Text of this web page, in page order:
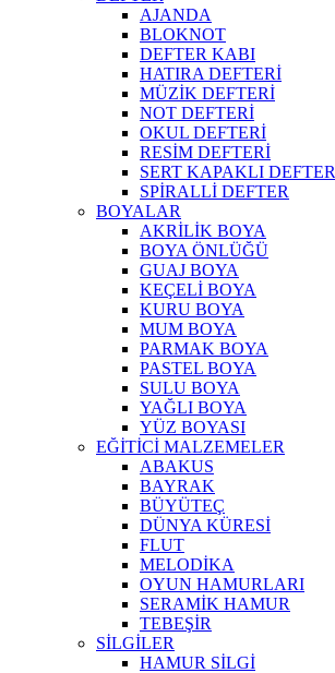
AJANDA
BLOKNOT
DEFTER KABI
HATIRA DEFTERİ
MÜZİK DEFTERİ
NOT DEFTERİ
OKUL DEFTERİ
RESİM DEFTERİ
SERT KAPAKLI DEFTER
SPİRALLİ DEFTER
BOYALAR
AKRİLİK BOYA
BOYA ÖNLÜĞÜ
GUAJ BOYA
KEÇELİ BOYA
KURU BOYA
MUM BOYA
PARMAK BOYA
PASTEL BOYA
SULU BOYA
YAĞLI BOYA
YÜZ BOYASI
EĞİTİCİ MALZEMELER
ABAKUS
BAYRAK
BÜYÜTEÇ
DÜNYA KÜRESİ
FLUT
MELODİKA
OYUN HAMURLARI
SERAMİK HAMUR
TEBEŞİR
SİLGİLER
HAMUR SİLGİ